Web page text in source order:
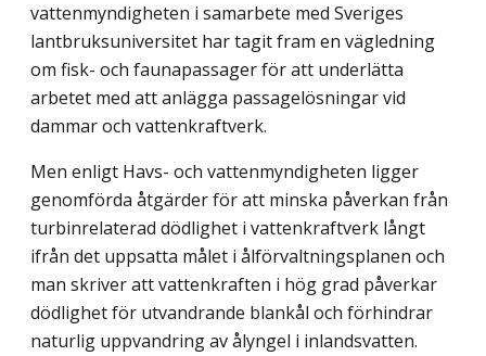
vattenmyndigheten i samarbete med Sveriges
lantbruksuniversitet har tagit fram en vägledning
om fisk- och faunapassager för att underlätta
arbetet med att anlägga passagelösningar vid
dammar och vattenkraftverk.
Men enligt Havs- och vattenmyndigheten ligger
genomförda åtgärder för att minska påverkan från
turbinrelaterad dödlighet i vattenkraftverk långt
ifrån det uppsatta målet i ålförvaltningsplanen och
man skriver att vattenkraften i hög grad påverkar
dödlighet för utvandrande blankål och förhindrar
naturlig uppvandring av ålyngel i inlandsvatten.